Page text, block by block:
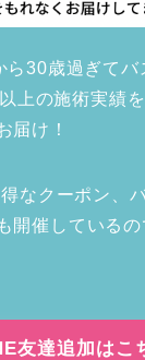
ら30歳過ぎてバ
上の施術実績
届け！
なクーポン、
開催している
友達追加はこ